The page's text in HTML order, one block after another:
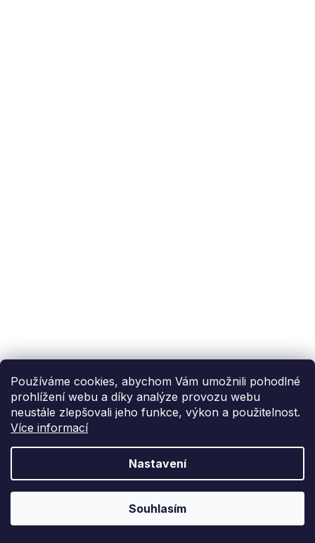
Používáme cookies, abychom Vám umožnili pohodlné
prohlížení webu a díky analýze provozu webu
neustále zlepšovali jeho funkce, výkon a použitelnost.
Více informací
Nastavení
Souhlasím